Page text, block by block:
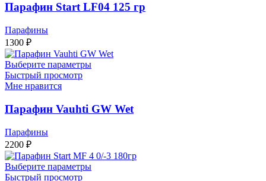
Парафин Start LF04 125 гр
Парафины
1300 ₽
Выберите параметры
Быстрый просмотр
Мне нравится
Парафин Vauhti GW Wet
Парафины
2200 ₽
Выберите параметры
Быстрый просмотр